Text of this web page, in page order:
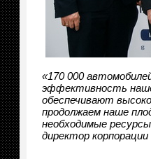
«170 000
эффективность
обеспечивают
продолжаем наше
необходимые
директор